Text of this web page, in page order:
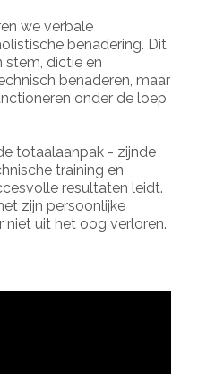
we verbale
benadering. Dit
stem, dictie en
benaderen, maar
onder de loep
totaalaanpak - zijnde
training en
resultaten leidt.
zijn persoonlijke
niet uit het oog verloren.